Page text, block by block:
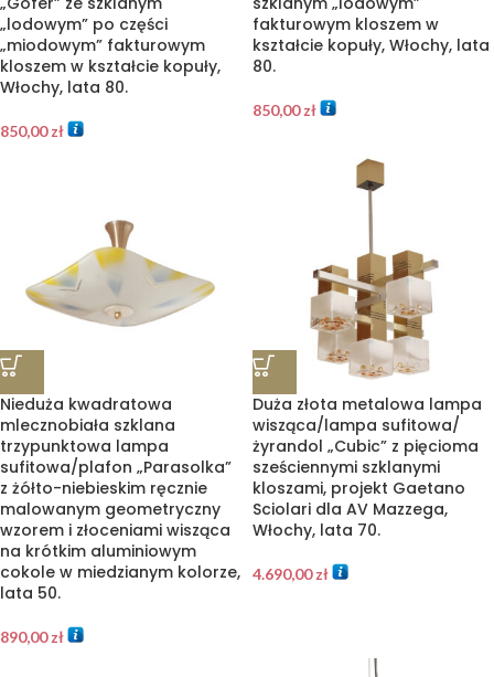
„lodowym” po części
„miodowym” fakturowym
kloszem w kształcie kopuły,
Włochy, lata 80.
850,00zł
fakturowym kloszem w
kształcie kopuły, Włochy, lata
80.
850,00zł
Nieduża kwadratowa
mlecznobiała szklana
trzypunktowa lampa
sufitowa/plafon „Parasolka”
z żółto-niebieskim ręcznie
malowanym geometryczny
wzorem i złoceniami wisząca
na krótkim aluminiowym
cokole w miedzianym kolorze,
lata 50.
890,00zł
Duża złota metalowa lampa
wisząca/lampa sufitowa/
żyrandol „Cubic” z pięcioma
sześciennymi szklanymi
kloszami, projekt Gaetano
Sciolari dla AV Mazzega,
Włochy, lata 70.
4.690,00zł